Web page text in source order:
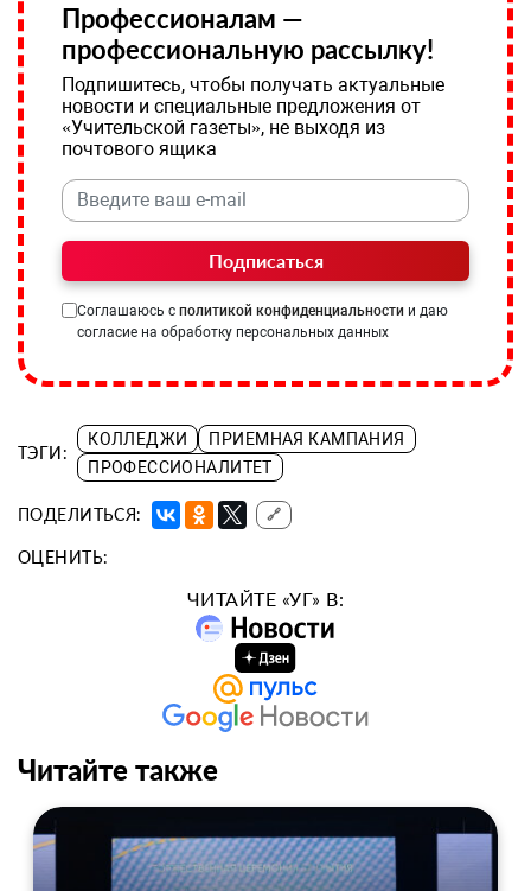
Профессионалам —
профессиональную рассылку!
Подпишитесь, чтобы получать актуальные
новости и специальные предложения от
«Учительской газеты», не выходя из
почтового ящика
Подписаться
Соглашаюсь с политикой конфиденциальности и даю
согласие на обработку персональных данных
ТЭГИ:
КОЛЛЕДЖИ
ПРИЕМНАЯ КАМПАНИЯ
ПРОФЕССИОНАЛИТЕТ
ПОДЕЛИТЬСЯ: 🔗
ОЦЕНИТЬ:
ЧИТАЙТЕ «УГ» В:
Читайте также